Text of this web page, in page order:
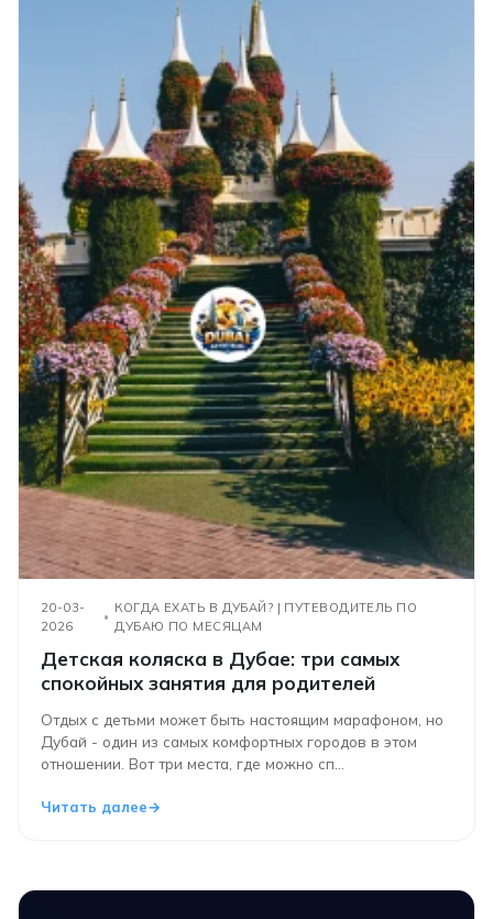
20-03-
2026
КОГДА ЕХАТЬ В ДУБАЙ? | ПУТЕВОДИТЕЛЬ ПО
ДУБАЮ ПО МЕСЯЦАМ
Детская коляска в Дубае: три самых
спокойных занятия для родителей
Отдых с детьми может быть настоящим марафоном, но
Дубай - один из самых комфортных городов в этом
отношении. Вот три места, где можно сп...
Читать далее